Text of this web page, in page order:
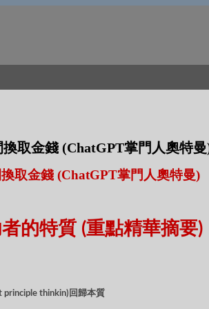
取金錢 (ChatGPT掌門人奧特
取金錢 (ChatGPT掌門人奧特曼)
的特質 (重點精華摘要)
principle thinkin)回歸本質